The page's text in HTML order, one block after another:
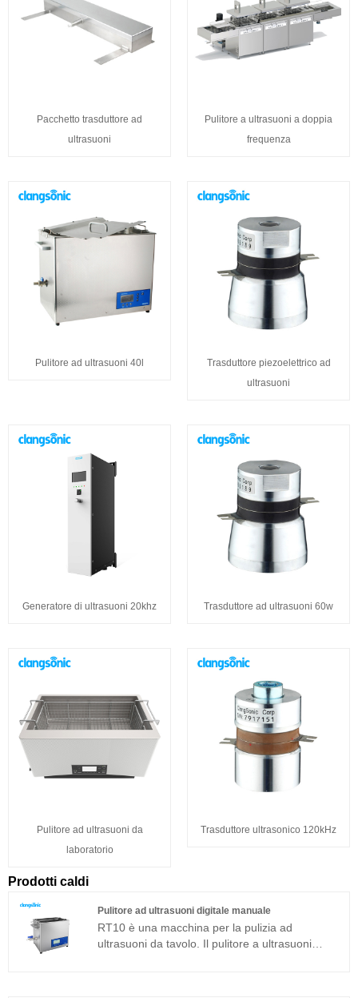
Pacchetto trasduttore ad
ultrasuoni
Pulitore a ultrasuoni a doppia
frequenza
Pulitore ad ultrasuoni 40l
Trasduttore piezoelettrico ad
ultrasuoni
Generatore di ultrasuoni 20khz Trasduttore ad ultrasuoni 60w
Pulitore ad ultrasuoni da
laboratorio
Trasduttore ultrasonico 120kHz
Prodotti caldi
Pulitore ad ultrasuoni digitale manuale
RT10 è una macchina per la pulizia ad
ultrasuoni da tavolo. Il pulitore a ultrasuoni